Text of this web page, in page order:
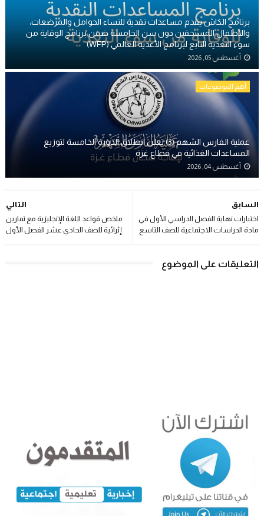
برنامج الكاش يقدم مساعدات نقدية للنساء الحوامل والمرضعات،
والأطفال المستحقين دون سن الخامسة ضمن برنامج الوقاية من
سوء التغذية التابع لبرنامج الأغذية العالمي (WFP)
أغسطس 05, 2026
أهم الموضوعات
عملية الفارس الشهم (3) تعلن انطلاق الدورة الخامسة لتوزيع
المساعدات الغذائية في قطاع غزة
أغسطس 04, 2026
التالي
ملخص قواعد اللغة الإنجليزية مع تمارين
إثرائية للصف الحادي عشر الفصل الأول
السابق
اختبارات نهاية الفصل الدراسي الأول في
مادة الدراسات الاجتماعية للصف التاسع
التعليقات على الموضوع